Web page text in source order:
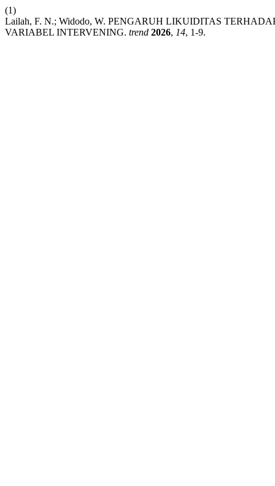
(1)
Lailah, F. N.; Widodo, W. PENGARUH LIKUIDITAS
VARIABEL INTERVENING. trend 2026, 14, 1-9.